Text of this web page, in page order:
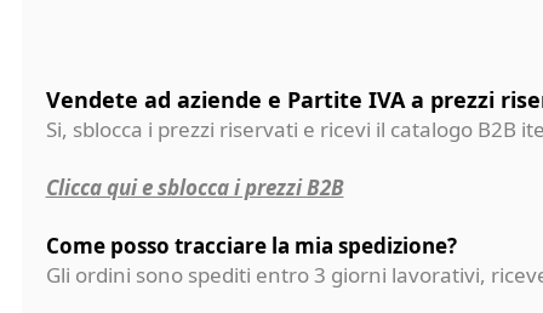
Vendete ad aziende e Partite IVA a prezzi
Si, sblocca i prezzi riservati e ricevi il catalogo B2B
Clicca qui e sblocca i prezzi B2B
Come posso tracciare la mia spedizione?
Gli ordini sono spediti entro 3 giorni lavorativi,